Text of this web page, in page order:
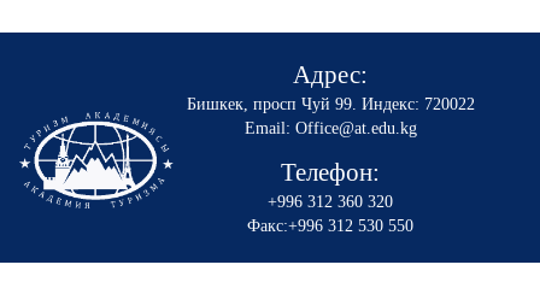
Адрес:
Бишкек, просп Чуй 99. Индекс: 720022
Email: Office@at.edu.kg
Телефон:
+996 312 360 320
Факс:+996 312 530 550